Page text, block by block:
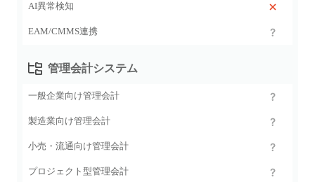
AI異常検知
EAM/CMMS連携
管理会計システム
一般企業向け管理会計
製造業向け管理会計
小売・流通向け管理会計
プロジェクト型管理会計